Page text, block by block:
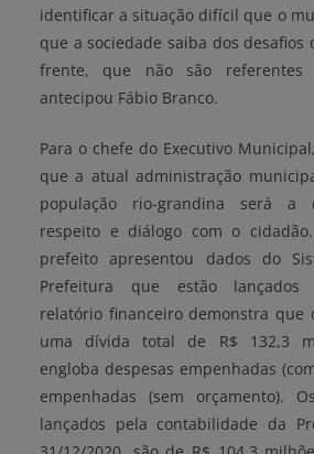
identificar a situação difícil que o
que a sociedade saiba dos desafios
frente, que não são referentes
antecipou Fábio Branco.
Para o chefe do Executivo
que a atual administração
população rio-grandina será a
respeito e diálogo com o
prefeito apresentou dados do
Prefeitura que estão lançados
relatório financeiro demonstra que
uma dívida total de R$ 132,3
engloba despesas empenhadas
empenhadas (sem orçamento).
lançados pela contabilidade da